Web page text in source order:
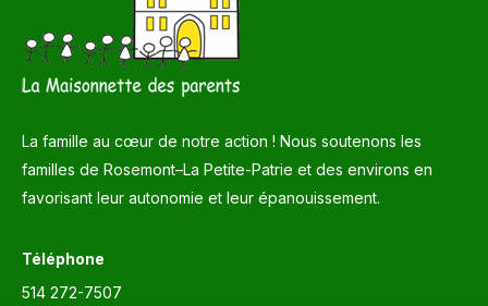
La famille au cœur de notre action ! Nous soutenons les
familles de Rosemont–La Petite-Patrie et des environs en
favorisant leur autonomie et leur épanouissement.
Téléphone
514 272-7507